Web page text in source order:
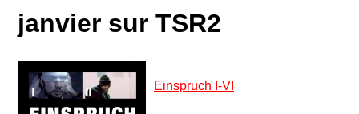
janvier sur TSR2
Einspruch I-VI